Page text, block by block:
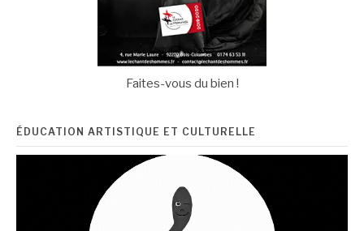
Faites-vous du bien !
ÉDUCATION ARTISTIQUE ET CULTURELLE